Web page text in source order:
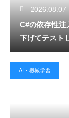
2026.08.07
C#の依存性注
下げてテスト
AI・機械学習